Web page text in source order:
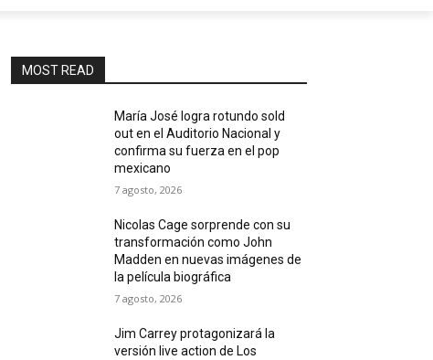
MOST READ
María José logra rotundo sold
out en el Auditorio Nacional y
confirma su fuerza en el pop
mexicano
7 agosto, 2026
Nicolas Cage sorprende con su
transformación como John
Madden en nuevas imágenes de
la película biográfica
7 agosto, 2026
Jim Carrey protagonizará la
versión live action de Los